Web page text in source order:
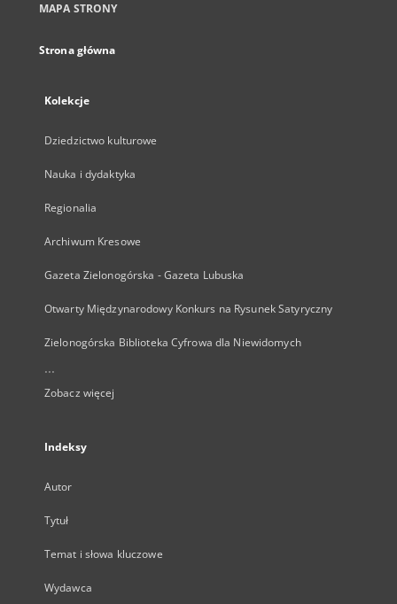
MAPA STRONY
Strona główna
Kolekcje
Dziedzictwo kulturowe
Nauka i dydaktyka
Regionalia
Archiwum Kresowe
Gazeta Zielonogórska - Gazeta Lubuska
Otwarty Międzynarodowy Konkurs na Rysunek Satyryczny
Zielonogórska Biblioteka Cyfrowa dla Niewidomych
...
Zobacz więcej
Indeksy
Autor
Tytuł
Temat i słowa kluczowe
Wydawca